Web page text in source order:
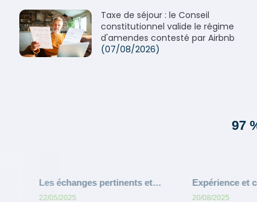
Taxe de séjour : le Conseil
constitutionnel valide le régime
d'amendes contesté par Airbnb
(07/08/2026)